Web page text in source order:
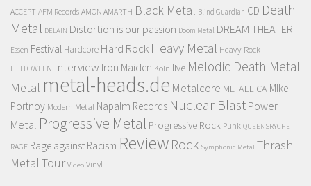
ACCEPT AFM Records AMON AMARTH Black Metal Blind Guardian CD Death
Metal DELAIN Distortion is our passion Doom Metal DREAM THEATER
Essen Festival Hardcore Hard Rock Heavy Metal Heavy Rock
HELLOWEEN Interview Iron Maiden Köln live Melodic Death Metal
Metal metal-heads.de Metalcore METALLICA MIke
Portnoy Modern Metal Napalm Records Nuclear Blast Power
Metal Progressive Metal Progressive Rock Punk QUEENSRYCHE
RAGE Rage against Racism Review Rock Symphonic Metal Thrash
MetalTour Video Vinyl